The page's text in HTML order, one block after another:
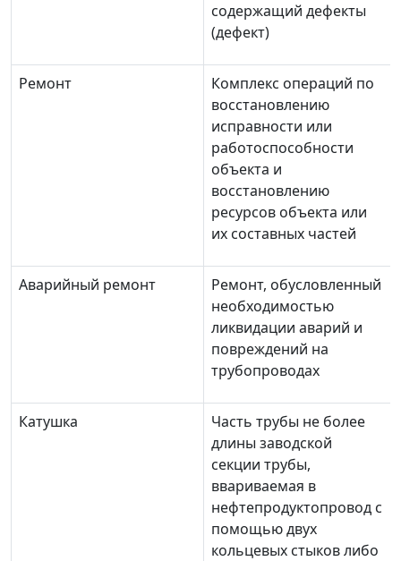
содержащий дефекты
(дефект)
Ремонт
Комплекс операций по
восстановлению
исправности или
работоспособности
объекта и
восстановлению
ресурсов объекта или
их составных частей
Аварийный ремонт
Ремонт, обусловленный
необходимостью
ликвидации аварий и
повреждений на
трубопроводах
Катушка
Часть трубы не более
длины заводской
секции трубы,
ввариваемая в
нефтепродуктопровод с
помощью двух
кольцевых стыков либо